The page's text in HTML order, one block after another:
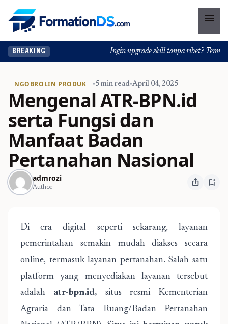
menu
BREAKING Ingin upgrade skill tanpa ribet?
NGOBROLIN PRODUK •5 min read•April 04, 2025
Mengenal ATR-BPN.id
serta Fungsi dan
Manfaat Badan
Pertanahan Nasional
admrozi
Author ios_share bookmark_add
Di era digital seperti sekarang, layanan
pemerintahan semakin mudah diakses secara
online, termasuk layanan pertanahan. Salah satu
platform yang menyediakan layanan tersebut
adalah atr-bpn.id, situs resmi Kementerian
Agraria dan Tata Ruang/Badan Pertanahan